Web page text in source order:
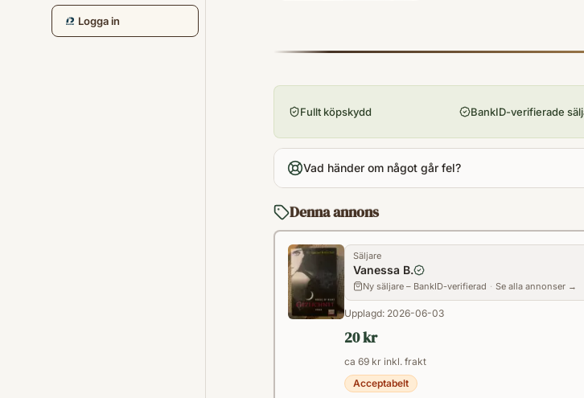
Logga in
Utgivningsår
460
Språk
de
FM
Häftad
Fullt köpskydd BankID-verifierade
Vad händer om något går fel?
Denna annons
Säljare
Vanessa B.
Ny säljare – BankID-verifierad · Se alla annonser →
Upplagd: 2026-06-03
20 kr
ca 69 kr inkl. frakt
Acceptabelt